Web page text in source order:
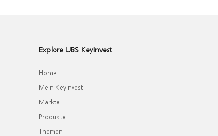
Explore UBS KeyInvest
Home
Mein KeyInvest
Märkte
Produkte
Themen